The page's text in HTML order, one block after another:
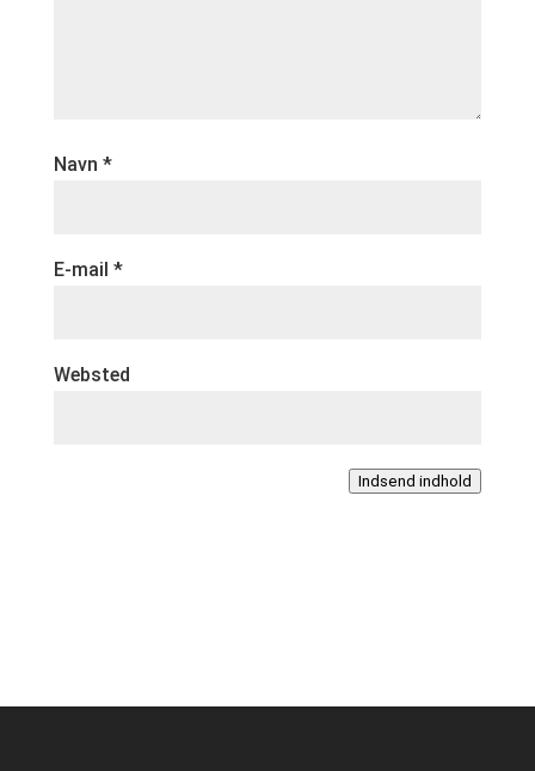
Navn *
E-mail *
Websted
Indsend indhold